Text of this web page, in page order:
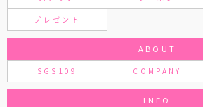
プレゼント
ABOUT
SGS109 COMPANY
INFO